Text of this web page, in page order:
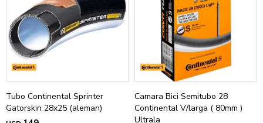
Tubo Continental Sprinter
Gatorskin 28x25 (aleman)
Camara Bici Semitubo 28
Continental V/larga ( 80mm )
Ultrala